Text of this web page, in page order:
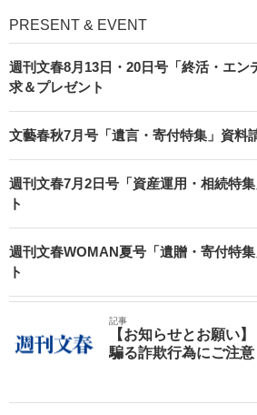
PRESENT & EVENT
週刊文春8月13日・20日号「終活・エン
求＆プレゼント
文藝春秋7月号「遺言・寄付特集」資料
週刊文春7月2日号「資産運用・相続特
ト
週刊文春WOMAN夏号「遺贈・寄付特
ト
記事
【お知らせとお願い
騙る詐欺行為にご注